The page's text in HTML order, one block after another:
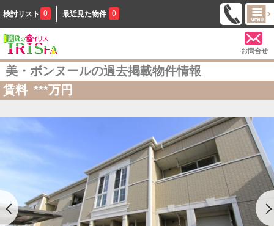
検討リスト 0 最近見た物件 0
お問合せ
美・ボンヌールの過去掲載物件情報
賃料 ***万円